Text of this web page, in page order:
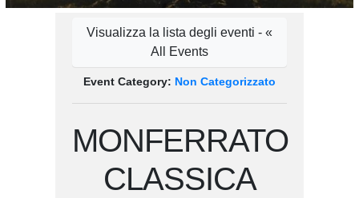
Visualizza la lista degli eventi - «
All Events
Event Category: Non Categorizzato
MONFERRATO
CLASSICA